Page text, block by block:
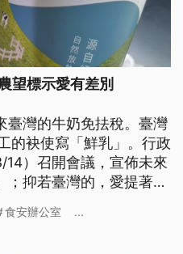
望標示愛有差別
臺灣的牛奶免抾稅。臺灣
的袂使寫「鮮乳」。行政
）召開會議，宣佈未來
抑若臺灣的，愛提著相
。（新聞標題、導言為
食安辦公室 ...